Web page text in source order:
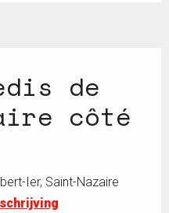
de
côté
Ier, Saint-Nazaire